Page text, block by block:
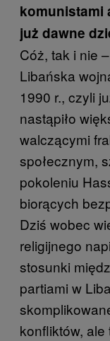
komunistami
już dawne
Cóż, tak i nie
Libańska
1990 r., czyli
nastąpiło
walczącymi
społecznym,
pokoleniu
biorących
Dziś wobec
religijnego
stosunki
partiami w
konfliktów,